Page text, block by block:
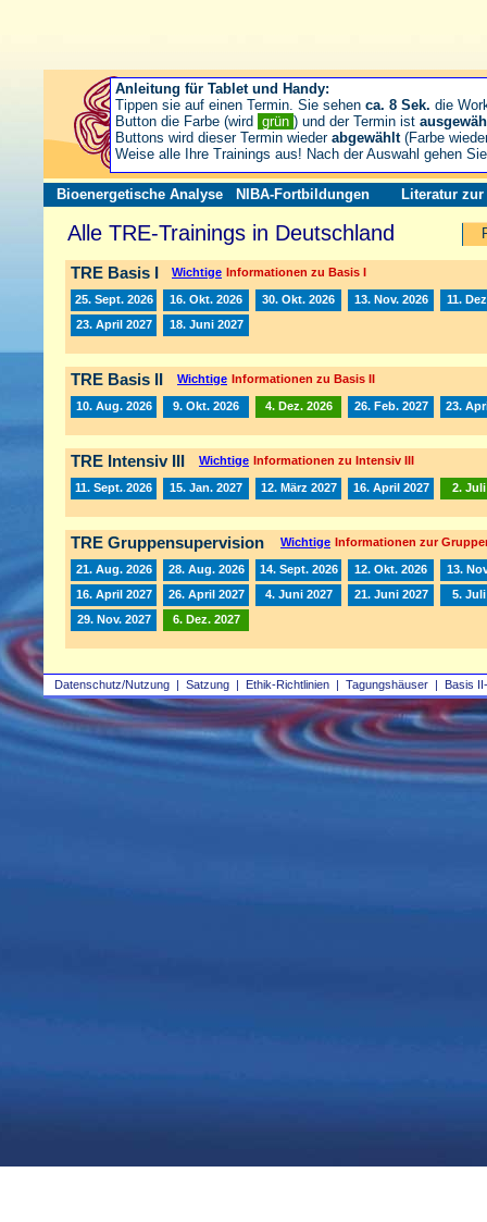
Datenschutz/Nutzung | Satzung | Ethik-Richtlinien | Tagungshäuser | Basis
Bioenergetische Analyse NIBA-Fortbildungen Literatur zur
Alle TRE-Trainings in Deutschland
TRE Basis I Wichtige Informationen zu Basis I
25. Sept. 2026 16. Okt. 2026 30. Okt. 2026 13. Nov. 2026
11.
23. April 2027
18. Juni 2027
TRE Basis II Wichtige Informationen zu Basis II
10. Aug. 2026 9. Okt. 2026 4. Dez. 2026 26. Feb. 2027 23.
TRE Intensiv III Wichtige Informationen zu Intensiv III
11. Sept. 2026 15. Jan. 2027 12. März 2027 16. April 2027 2. Juli
TRE Gruppensupervision Wichtige Informationen zur
21. Aug. 2026 28. Aug. 2026 14. Sept. 2026 12. Okt. 2026
13.
16. April 2027
26. April 2027 4. Juni 2027 21. Juni 2027
5. Juli
29. Nov. 2027
6. Dez. 2027
Anleitung für Tablet und Handy:
Tippen sie auf einen Termin. Sie sehen ca. 8 Sek. die
Button die Farbe (wird grün ) und der Termin ist
Buttons wird dieser Termin wieder abgewählt(Farbe
Weise alle Ihre Trainings aus! Nach der Auswahl gehen